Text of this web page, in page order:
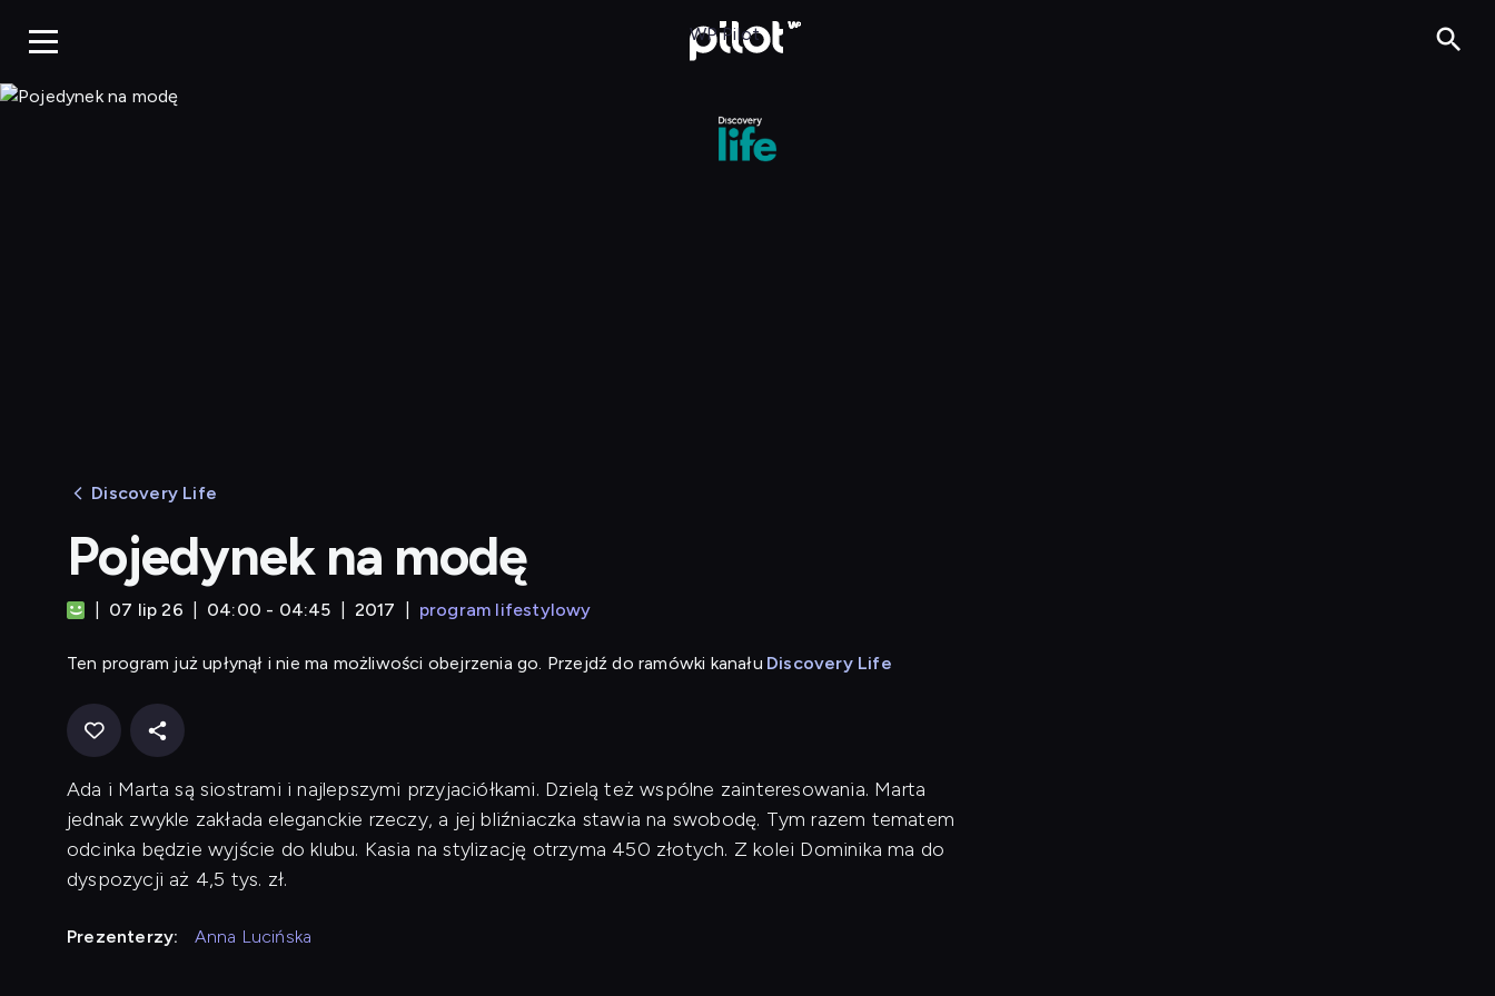
WP Pilot
Discovery Life
Pojedynek na modę
07 lip 26 04:00 - 04:45 2017 program lifestylowy
Ten program już upłynął i nie ma możliwości obejrzenia go. Przejdź do ramówki kanału Discovery Life
Ada i Marta są siostrami i najlepszymi przyjaciółkami. Dzielą też wspólne zainteresowania. Marta
jednak zwykle zakłada eleganckie rzeczy, a jej bliźniaczka stawia na swobodę. Tym razem tematem
odcinka będzie wyjście do klubu. Kasia na stylizację otrzyma 450 złotych. Z kolei Dominika ma do
dyspozycji aż 4,5 tys. zł.
Prezenterzy: Anna Lucińska